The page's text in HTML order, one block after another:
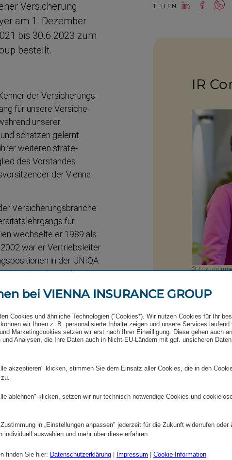
Versicherung
am 1. Dezember
bis 30.6.2023 zum
bestellt.
der Versiche­rungs­
für unsere Versiche­
unserer
schätzen gelernt.
ihrer weiteren strate­
des Vorstandes
der Vienna
Versiche­rungs­branche
für
wechselte er 1989 als
war er Vertriebs­leiter
in der UNIQA
AG bis Ende
Löger Finanz­mi­
V.I.P. Consulting
mit dem
der Vienna
seines Berater­ver­trages
Überle­gungen für
35-jährige
die CEE-Region sehr
2021 zur Gänze für
Elisabeth Stadler.
TEILEN
IR
©
Nina
+43 (0) 50
E-Mail
IR Team
bei VIENNA INSURANCE GROUP
Cookies und ähnliche Technologien ("Cookies*). Wir nutzen Cookies für Ihr
wir Ihnen z. B. personalisierte Inhalte zeigen und unsere Services laufend
Marketingcookies setzen wir erst nach Ihrer Einwilligung. Diese gehen auch
und Analysen, die Ihre Daten auch in Nicht-EU-Ländern mit ggf. unsicheren
akzeptieren" klicken, stimmen Sie dem Einsatz aller Cookies, die in den
ablehnen" klicken, setzen wir nur technisch notwendige Cookies und
in „Einstellungen anpassen" jederzeit für die Zukunft widerrufen oder
individuell auswählen und mehr über diese erfahren.
finden Sie hier: Datenschutzerklärung Impressum Cookie-Information